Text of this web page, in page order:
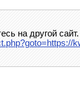
на другой